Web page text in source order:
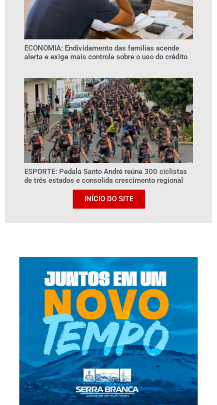
ECONOMIA: Endividamento das famílias acende
alerta e exige mais controle sobre o uso do crédito
ESPORTE: Pedala Santo André reúne 300 ciclistas
de três estados e consolida crescimento regional
INÍCIO DO SITE